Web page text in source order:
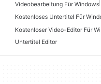
Videobearbeitung Für Windows
Kostenloses Untertitel Für
Kostenloser Video-Editor Für
Untertitel Editor